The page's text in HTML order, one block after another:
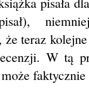
teraz
W tą
faktycznie